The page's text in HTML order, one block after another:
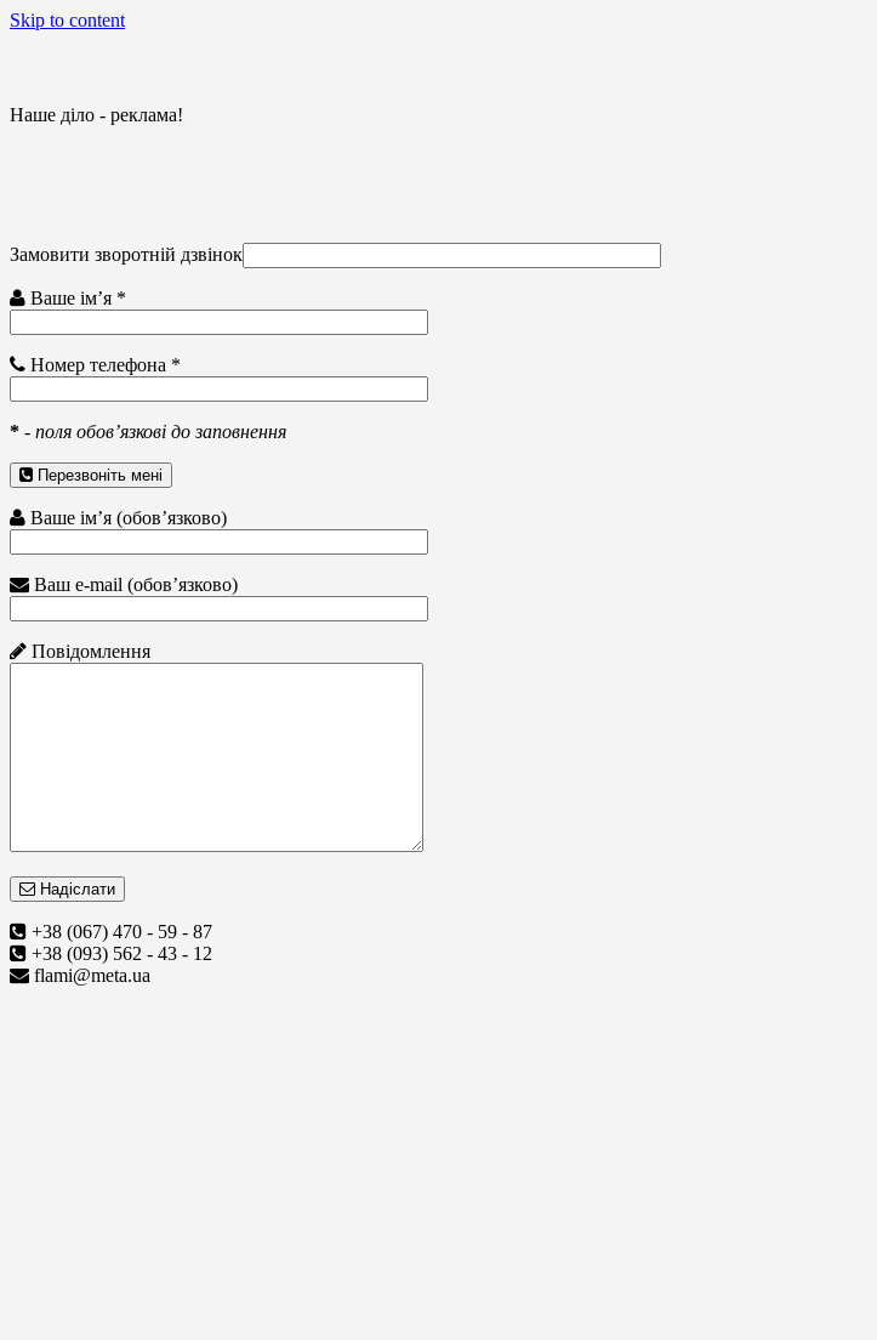
Skip to content
Наше діло - реклама!
Замовити зворотній дзвінок
Ваше ім’я *
Номер телефона *
* - поля обов’язкові до заповнення
Перезвоніть мені
Ваше ім’я (обов’язково)
Ваш e-mail (обов’язково)
Повідомлення
Надіслати
+38 (067) 470 - 59 - 87
+38 (093) 562 - 43 - 12
flami@meta.ua